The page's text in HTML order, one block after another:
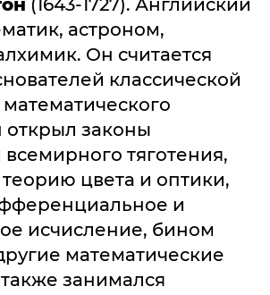
(1643-1727). Английский
астроном,
Он считается
классической
открыл законы
тяготения,
цвета и оптики,
и
исчисление, бином
математические
занимался